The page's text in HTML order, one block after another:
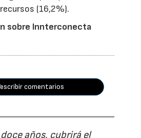
(16,2%).
sobre Innterconecta
comentarios
años, cubrirá el